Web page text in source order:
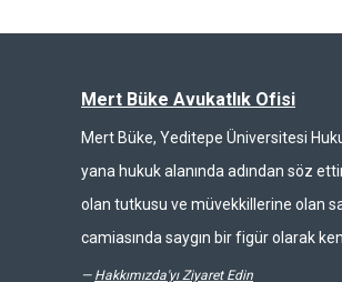
Mert Büke Avukatlık Ofisi
Mert Büke, Yeditepe Üniversitesi
yana hukuk alanında adından söz
olan tutkusu ve müvekkillerine olan
camiasında saygın bir figür olarak
— Hakkımızda'yı Ziyaret Edin